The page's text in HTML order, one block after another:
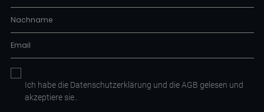
Ich habe die Datenschutzerklärung und die AGB gelesen und
akzeptiere sie.